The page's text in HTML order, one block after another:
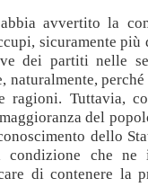
avvertito la
sicuramente
dei partiti nelle
naturalmente,
ragioni. Tuttavia,
del
dello
condizione che ne
di contenere la